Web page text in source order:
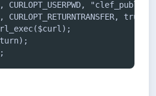
true);